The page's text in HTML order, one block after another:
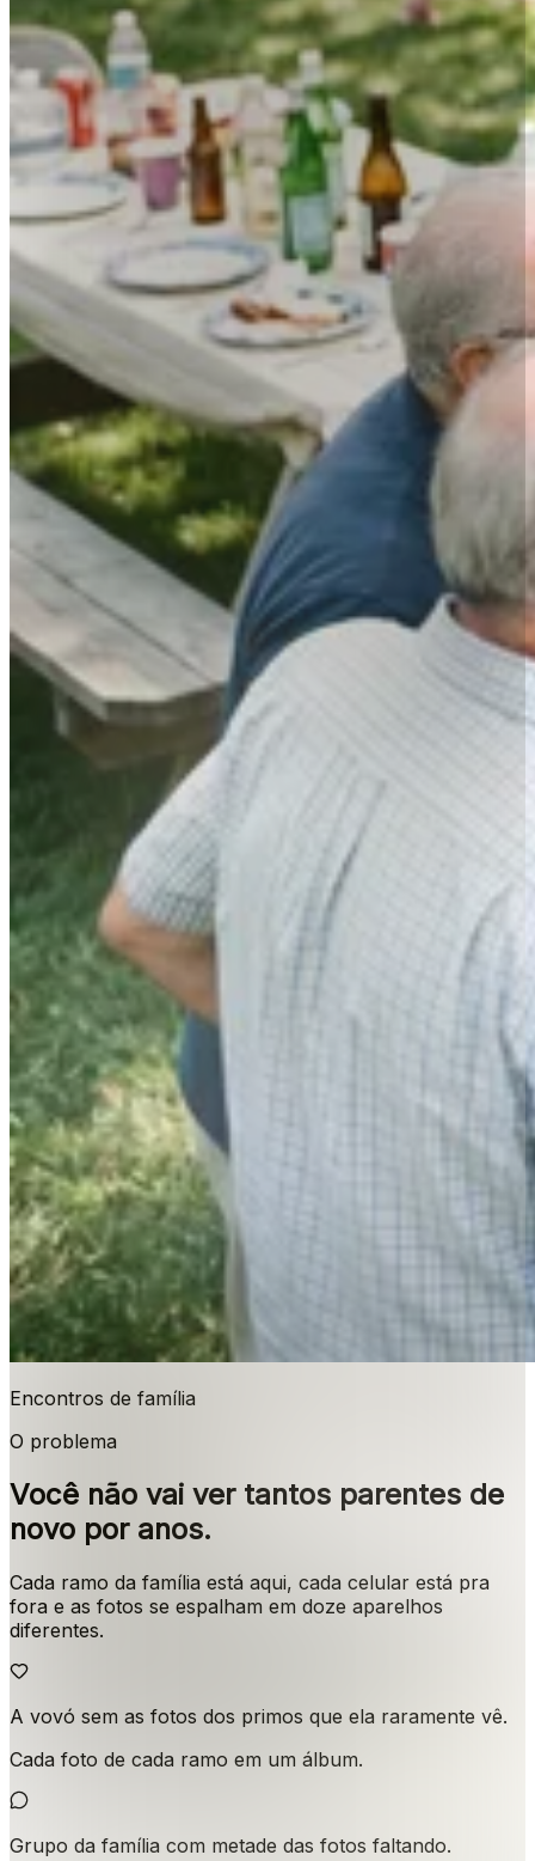
Encontros de família
O problema
Você não vai ver tantos parentes de
novo por anos.
Cada ramo da família está aqui, cada celular está pra
fora e as fotos se espalham em doze aparelhos
diferentes.
A vovó sem as fotos dos primos que ela raramente vê.
Cada foto de cada ramo em um álbum.
Grupo da família com metade das fotos faltando.